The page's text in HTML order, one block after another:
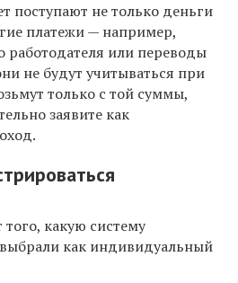
поступают не только деньги
платежи — например,
работодателя или переводы
не будут учитываться при
только с той суммы,
заявите как
какую систему
как индивидуальный